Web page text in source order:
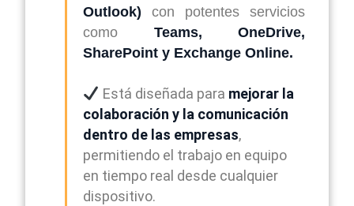
Outlook) con potentes servicios
como Teams, OneDrive,
SharePoint y Exchange Online.
Está diseñada para mejorar la
colaboración y la comunicación
dentro de las empresas,
permitiendo el trabajo en equipo
en tiempo real desde cualquier
dispositivo.